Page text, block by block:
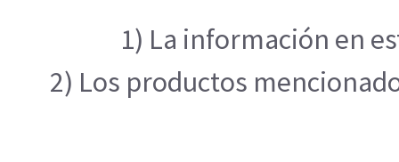
1) La información en
2) Los productos